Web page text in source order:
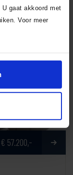
gaat akkoord met
Voor meer
€ 57.200,-